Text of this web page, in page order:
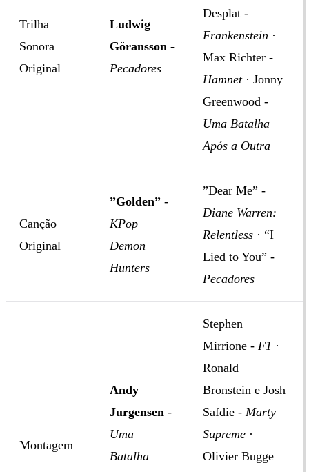
Trilha
Sonora
Original
Ludwig
Göransson -
Pecadores
Desplat -
Frankenstein ·
Max Richter -
Hamnet· Jonny
Greenwood -
Uma Batalha
Após a Outra
Canção
Original
”Golden” -
KPop
Demon
Hunters
”Dear Me” -
Diane Warren:
Relentless · “I
Lied to You” -
Pecadores
Montagem
Andy
Jurgensen -
Uma
Batalha
Stephen
Mirrione - F1 ·
Ronald
Bronstein e Josh
Safdie - Marty
Supreme ·
Olivier Bugge